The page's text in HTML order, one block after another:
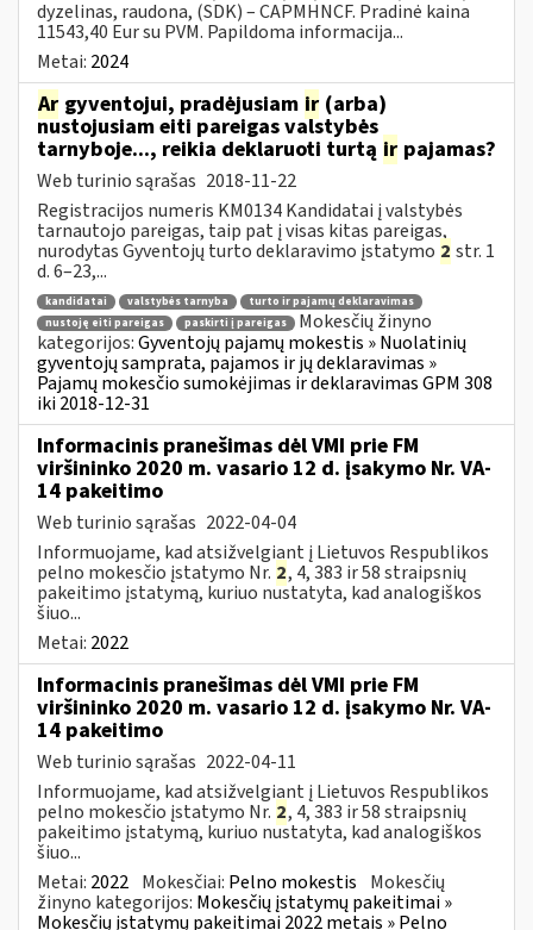
dyzelinas, raudona, (SDK) – CAPMHNCF. Pradinė kaina
11543,40 Eur su PVM. Papildoma informacija...
Metai: 2024
Ar gyventojui, pradėjusiam ir (arba)
nustojusiam eiti pareigas valstybės
tarnyboje..., reikia deklaruoti turtą ir pajamas?
Web turinio sąrašas 2018-11-22
Registracijos numeris KM0134 Kandidatai į valstybės
tarnautojo pareigas, taip pat į visas kitas pareigas,
nurodytas Gyventojų turto deklaravimo įstatymo 2 str. 1
d. 6–23,...
kandidatai valstybės tarnyba
turto ir pajamų deklaravimas
nustoję eiti pareigas
paskirti į pareigas
Mokesčių žinyno
kategorijos:Gyventojų pajamų mokestis » Nuolatinių
gyventojų samprata, pajamos ir jų deklaravimas »
Pajamų mokesčio sumokėjimas ir deklaravimas GPM 308
iki 2018-12-31
Informacinis pranešimas dėl VMI prie FM
viršininko 2020 m. vasario 12 d. įsakymo Nr. VA-
14 pakeitimo
Web turinio sąrašas 2022-04-04
Informuojame, kad atsižvelgiant į Lietuvos Respublikos
pelno mokesčio įstatymo Nr. 2, 4, 383 ir 58 straipsnių
pakeitimo įstatymą, kuriuo nustatyta, kad analogiškos
šiuo...
Metai: 2022
Informacinis pranešimas dėl VMI prie FM
viršininko 2020 m. vasario 12 d. įsakymo Nr. VA-
14 pakeitimo
Web turinio sąrašas 2022-04-11
Informuojame, kad atsižvelgiant į Lietuvos Respublikos
pelno mokesčio įstatymo Nr. 2, 4, 383 ir 58 straipsnių
pakeitimo įstatymą, kuriuo nustatyta, kad analogiškos
šiuo...
Metai: 2022 Mokesčiai: Pelno mokestis Mokesčių
žinyno kategorijos: Mokesčių įstatymų pakeitimai »
Mokesčių įstatymų pakeitimai 2022 metais » Pelno